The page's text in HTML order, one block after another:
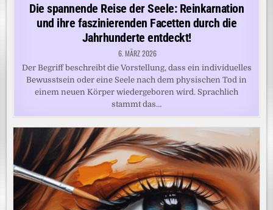
Die spannende Reise der Seele: Reinkarnation
und ihre faszinierenden Facetten durch die
Jahrhunderte entdeckt!
6. MÄRZ 2026
Der Begriff beschreibt die Vorstellung, dass ein individuelles
Bewusstsein oder eine Seele nach dem physischen Tod in
einem neuen Körper wiedergeboren wird. Sprachlich
stammt das…